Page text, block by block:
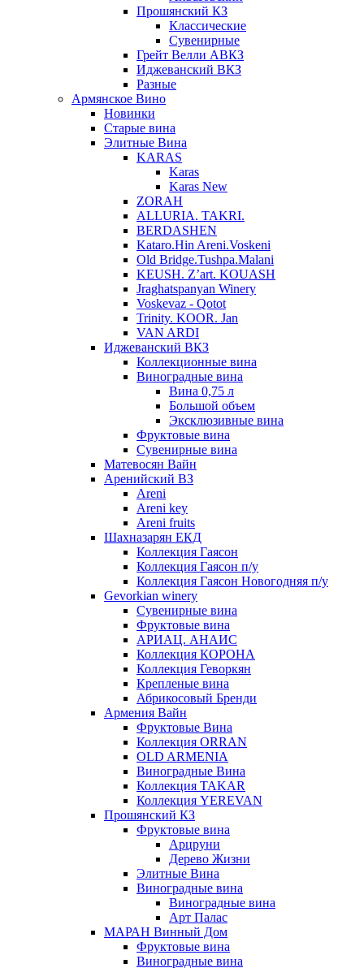
Прошянский КЗ
Классические
Сувенирные
Грейт Велли АВКЗ
Иджеванский ВКЗ
Разные
Армянское Вино
Новинки
Старые вина
Элитные Вина
KARAS
Karas
Karas New
ZORAH
ALLURIA. TAKRI.
BERDASHEN
Kataro.Hin Areni.Voskeni
Old Bridge.Tushpa.Malani
KEUSH. Z’art. KOUASH
Jraghatspanyan Winery
Voskevaz - Qotot
Trinity. KOOR. Jan
VAN ARDI
Иджеванский ВКЗ
Коллекционные вина
Виноградные вина
Вина 0,75 л
Большой объем
Эксклюзивные вина
Фруктовые вина
Cувенирные вина
Матевосян Вайн
Аренийский ВЗ
Areni
Areni key
Areni fruits
Шахназарян ЕКД
Коллекция Гаясон
Коллекция Гаясон п/у
Коллекция Гаясон Новогодняя п/у
Gevorkian winery
Сувенирные вина
Фруктовые вина
АРИАЦ. АНАИС
Коллекция КОРОНА
Коллекция Геворкян
Крепленые вина
Абрикосовый Бренди
Армения Вайн
Фруктовые Вина
Коллекция ORRAN
OLD ARMENIA
Виноградные Вина
Коллекция TAKAR
Коллекция YEREVAN
Прошянский КЗ
Фруктовые вина
Арцруни
Дерево Жизни
Элитные Вина
Виноградные вина
Виноградные вина
Арт Палас
МАРАН Винный Дом
Фруктовые вина
Виноградные вина